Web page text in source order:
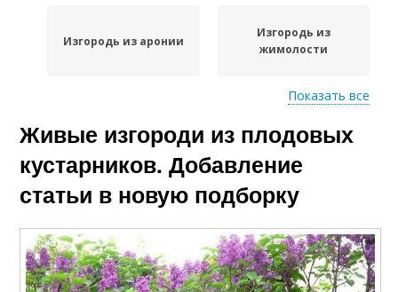
Изгородь из аронии
Изгородь из
жимолости
Изгородь из разных
кустарников
Показать все
Живые изгороди из плодовых
кустарников. Добавление
статьи в новую подборку